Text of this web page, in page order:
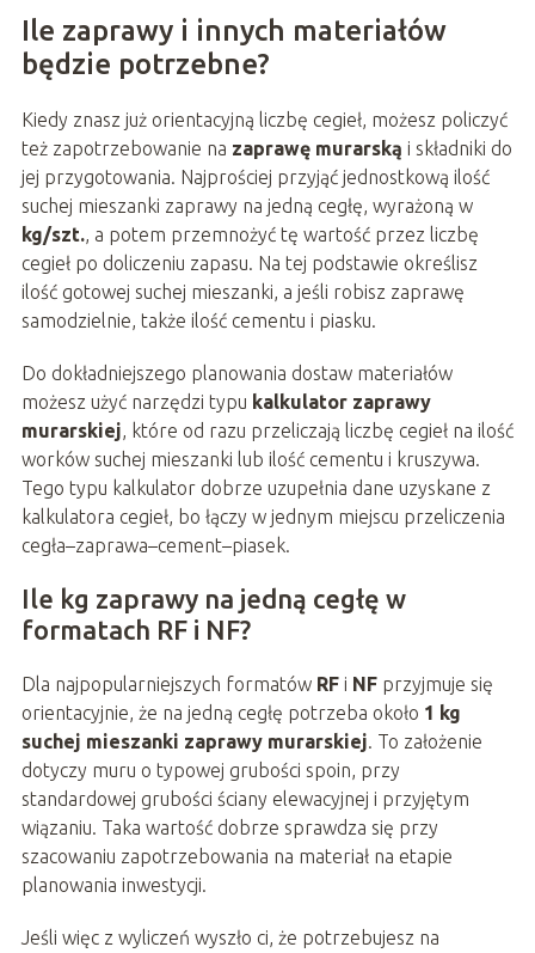
Ile zaprawy i innych materiałów
będzie potrzebne?
Kiedy znasz już orientacyjną liczbę cegieł, możesz policzyć
też zapotrzebowanie na zaprawę murarską i składniki do
jej przygotowania. Najprościej przyjąć jednostkową ilość
suchej mieszanki zaprawy na jedną cegłę, wyrażoną w
kg/szt., a potem przemnożyć tę wartość przez liczbę
cegieł po doliczeniu zapasu. Na tej podstawie określisz
ilość gotowej suchej mieszanki, a jeśli robisz zaprawę
samodzielnie, także ilość cementu i piasku.
Do dokładniejszego planowania dostaw materiałów
możesz użyć narzędzi typu kalkulator zaprawy
murarskiej , które od razu przeliczają liczbę cegieł na ilość
worków suchej mieszanki lub ilość cementu i kruszywa.
Tego typu kalkulator dobrze uzupełnia dane uzyskane z
kalkulatora cegieł, bo łączy w jednym miejscu przeliczenia
cegła–zaprawa–cement–piasek.
Ile kg zaprawy na jedną cegłę w
formatach RF i NF?
Dla najpopularniejszych formatów RFi NFprzyjmuje się
orientacyjnie, że na jedną cegłę potrzeba około 1 kg
suchej mieszanki zaprawy murarskiej . To założenie
dotyczy muru o typowej grubości spoin, przy
standardowej grubości ściany elewacyjnej i przyjętym
wiązaniu. Taka wartość dobrze sprawdza się przy
szacowaniu zapotrzebowania na materiał na etapie
planowania inwestycji.
Jeśli więc z wyliczeń wyszło ci, że potrzebujesz na